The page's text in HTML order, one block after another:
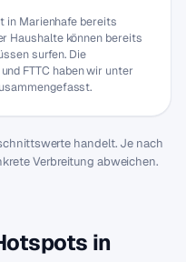
in Marienhafe bereits
Haushalte können bereits
surfen. Die
FTTC haben wir unter
handelt. Je nach
Verbreitung abweichen.
in